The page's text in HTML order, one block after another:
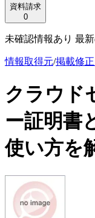
資料請求
0
未確認情報あり 最
情報取得元/掲載修
クラウド
ー証明書
使い方を